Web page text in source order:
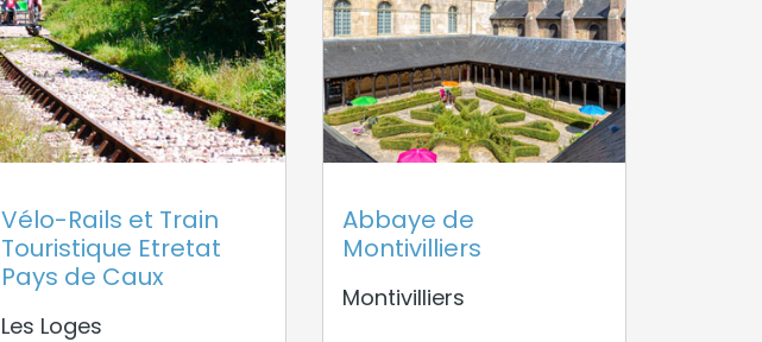
Vélo-Rails et Train
Touristique Etretat
Pays de Caux
Les Loges
Abbaye de
Montivilliers
Montivilliers